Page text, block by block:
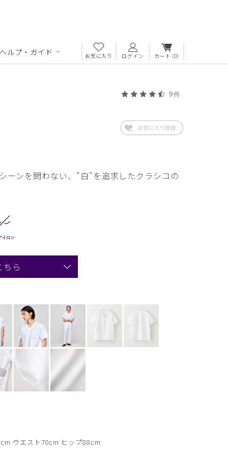
ヘルプ・ガイド お気に入り ログイン カート (0)
9件
ーンを問わない、"白"を追求したクラシコの
ちら
ウエスト70cm ヒップ88cm